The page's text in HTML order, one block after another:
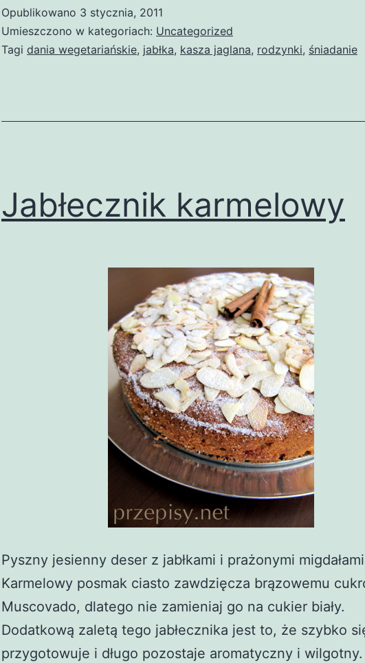
Opublikowano 3 stycznia, 2011
Umieszczono w kategoriach: Uncategorized
Tagi dania wegetariańskie, jabłka, kasza jaglana, rodzynki, śniadanie
Jabłecznik karmelowy
Pyszny jesienny deser z jabłkami i prażonymi
Karmelowy posmak ciasto zawdzięcza brązowemu
Muscovado, dlatego nie zamieniaj go na cukier biały.
Dodatkową zaletą tego jabłecznika jest to, że szybko
przygotowuje i długo pozostaje aromatyczny i wilgotny.